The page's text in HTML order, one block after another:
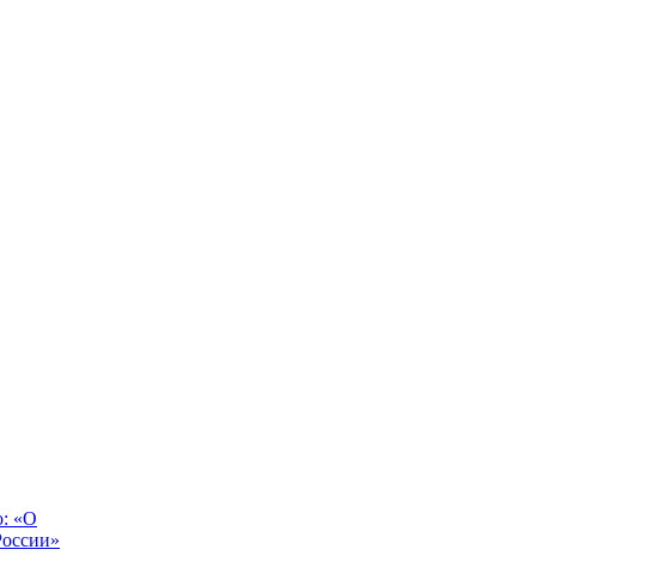
«О